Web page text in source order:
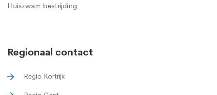
Huiszwam bestrijding
Regionaal contact
Regio Kortrijk